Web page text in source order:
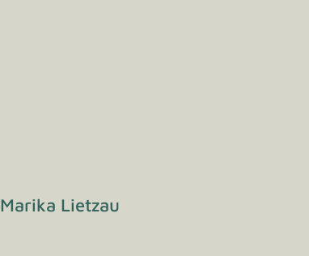
Marika Lietzau